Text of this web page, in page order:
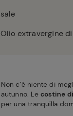
sale
Olio extravergine
Non c’è niente di
autunno. Le costine
per una tranquilla